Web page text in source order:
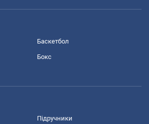
Баскетбол
Бокс
Підручники